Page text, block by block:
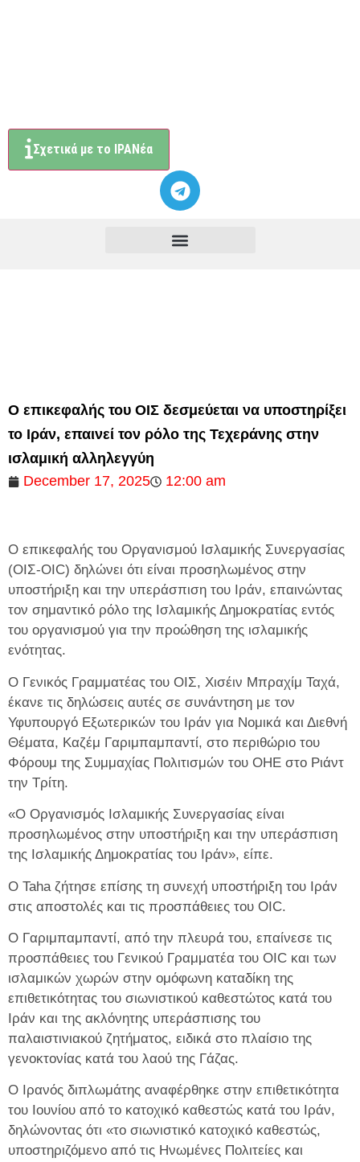
Σχετικά με το ΙΡΑΝέα
Ο επικεφαλής του ΟΙΣ δεσμεύεται να υποστηρίξει
το Ιράν, επαινεί τον ρόλο της Τεχεράνης στην
ισλαμική αλληλεγγύη
December 17, 2025
12:00 am
Ο επικεφαλής του Οργανισμού Ισλαμικής Συνεργασίας
(ΟΙΣ-OIC) δηλώνει ότι είναι προσηλωμένος στην
υποστήριξη και την υπεράσπιση του Ιράν, επαινώντας
τον σημαντικό ρόλο της Ισλαμικής Δημοκρατίας εντός
του οργανισμού για την προώθηση της ισλαμικής
ενότητας.
Ο Γενικός Γραμματέας του ΟΙΣ, Χισέιν Μπραχίμ Ταχά,
έκανε τις δηλώσεις αυτές σε συνάντηση με τον
Υφυπουργό Εξωτερικών του Ιράν για Νομικά και Διεθνή
Θέματα, Καζέμ Γαριμπαμπαντί, στο περιθώριο του
Φόρουμ της Συμμαχίας Πολιτισμών του ΟΗΕ στο Ριάντ
την Τρίτη.
«Ο Οργανισμός Ισλαμικής Συνεργασίας είναι
προσηλωμένος στην υποστήριξη και την υπεράσπιση
της Ισλαμικής Δημοκρατίας του Ιράν», είπε.
Ο Taha ζήτησε επίσης τη συνεχή υποστήριξη του Ιράν
στις αποστολές και τις προσπάθειες του OIC.
Ο Γαριμπαμπαντί, από την πλευρά του, επαίνεσε τις
προσπάθειες του Γενικού Γραμματέα του OIC και των
ισλαμικών χωρών στην ομόφωνη καταδίκη της
επιθετικότητας του σιωνιστικού καθεστώτος κατά του
Ιράν και της ακλόνητης υπεράσπισης του
παλαιστινιακού ζητήματος, ειδικά στο πλαίσιο της
γενοκτονίας κατά του λαού της Γάζας.
Ο Ιρανός διπλωμάτης αναφέρθηκε στην επιθετικότητα
του Ιουνίου από το κατοχικό καθεστώς κατά του Ιράν,
δηλώνοντας ότι «το σιωνιστικό κατοχικό καθεστώς,
υποστηριζόμενο από τις Ηνωμένες Πολιτείες και